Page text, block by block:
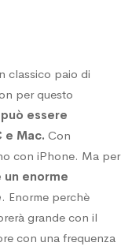
classico paio di
per questo
essere
e Mac. Con
con iPhone. Ma per
un enorme
. Enorme perchè
grande con il
con una frequenza